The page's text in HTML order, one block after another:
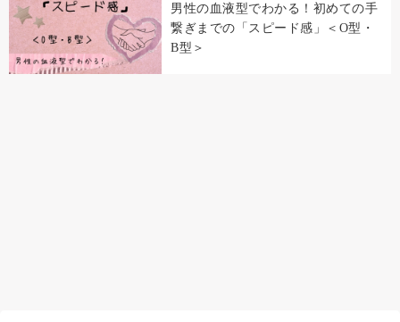
男性の血液型でわかる！初めての手
繋ぎまでの「スピード感」＜O型・
B型＞